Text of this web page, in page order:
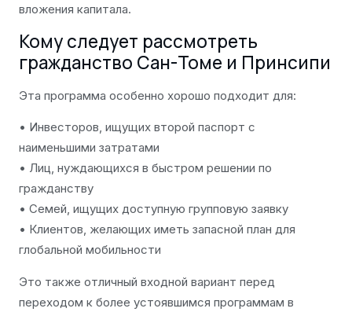
вложения капитала.
Кому следует рассмотреть
гражданство Сан-Томе и Принсипи
Эта программа особенно хорошо подходит для:
• Инвесторов, ищущих второй паспорт с
наименьшими затратами
• Лиц, нуждающихся в быстром решении по
гражданству
• Семей, ищущих доступную групповую заявку
• Клиентов, желающих иметь запасной план для
глобальной мобильности
Это также отличный входной вариант перед
переходом к более устоявшимся программам в